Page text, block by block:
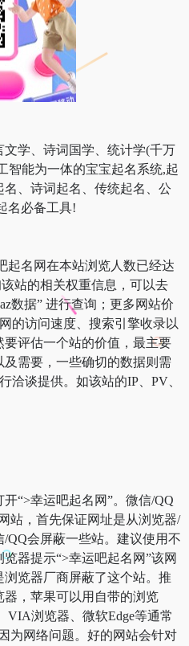
学、诗词国学、统计学(千万
智能为一体的宝宝起名系统,起
、诗词起名、传统起名、公
名必备工具!
起名网在本站浏览人数已经达
站的相关权重信息，可以去
数据” 进行查询；更多网站价
的访问速度、搜索引擎收录以
评估一个站的价值，最主要
需要，一些确切的数据则需
洽谈提供。如该站的IP、PV、
“>幸运吧起名网”。微信/QQ
站，首先保证网址是从浏览器/
QQ会屏蔽一些站。建议使用不
器提示“>幸运吧起名网”该网
览器厂商屏蔽了这个站。推
，苹果可以用自带的浏览
VIA浏览器、微软Edge等通常
为网络问题。好的网站会针对